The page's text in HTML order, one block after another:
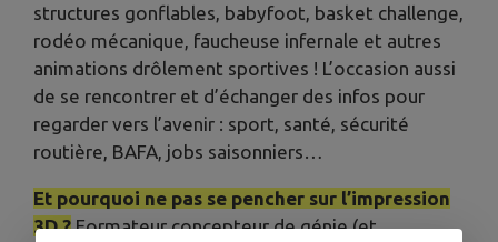
structures gonflables, babyfoot, basket challenge,
rodéo mécanique, faucheuse infernale et autres
animations drôlement sportives ! L’occasion aussi
de se rencontrer et d’échanger des infos pour
regarder vers l’avenir : sport, santé, sécurité
routière, BAFA, jobs saisonniers…
Et pourquoi ne pas se pencher sur l’impression
3D ?Formateur concepteur de génie (et